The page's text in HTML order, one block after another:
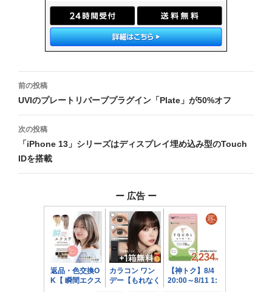
投
稿
ナ
ビ
ゲ
前の投稿
UVIのプレートリバーブプラグイン「Plate」が50%オフ
次の投稿
「iPhone 13」シリーズはディスプレイ埋め込み型のTouch
IDを搭載
ー 広告 ー